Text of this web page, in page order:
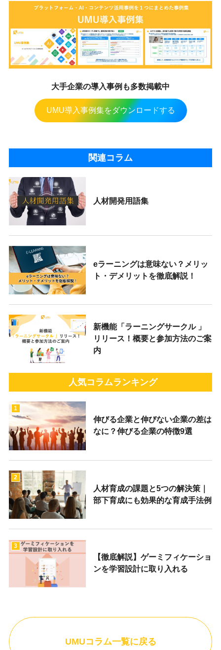
大手企業の導入事例も多数掲載中
UMU導入事例集をダウンロードする
関連コラム
人材開発用語集
eラーニングは意味ない？メリッ
ト・デメリットを徹底解説！
新機能「ラーニングサークル 」
リリース！概要と参加方法のご案
内
人気コラムランキング
1
伸びる企業と伸びない企業の差は
なに？伸びる企業の特徴9選
2
人材育成の課題と5つの解決策｜
部下育成にも効果的な育成手法例
3
【徹底解説】ゲーミフィケーショ
ンを学習設計に取り入れる
UMUコラム一覧に戻る